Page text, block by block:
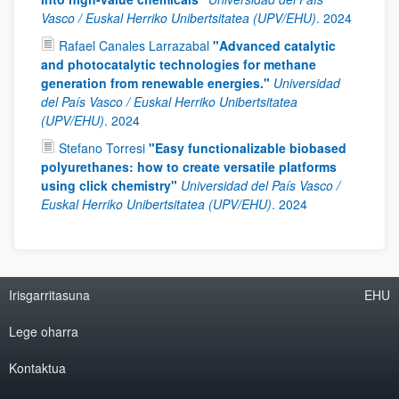
Vasco / Euskal Herriko Unibertsitatea (UPV/EHU). 2024
Rafael Canales Larrazabal "Advanced catalytic
and photocatalytic technologies for methane
generation from renewable energies." Universidad
del País Vasco / Euskal Herriko Unibertsitatea
(UPV/EHU). 2024
Stefano Torresi "Easy functionalizable biobased
polyurethanes: how to create versatile platforms
using click chemistry" Universidad del País Vasco /
Euskal Herriko Unibertsitatea (UPV/EHU). 2024
Irisgarritasuna
Lege oharra
Kontaktua
EHU